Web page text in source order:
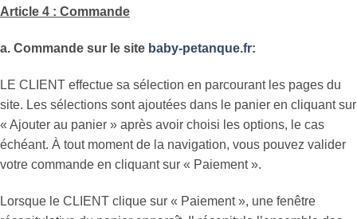
Article 4 : Commande
a. Commande sur le site baby-petanque.fr:
LE CLIENT effectue sa sélection en parcourant les pages du
site. Les sélections sont ajoutées dans le panier en cliquant sur
« Ajouter au panier » après avoir choisi les options, le cas
échéant. À tout moment de la navigation, vous pouvez valider
votre commande en cliquant sur « Paiement ».
Lorsque le CLIENT clique sur « Paiement », une fenêtre